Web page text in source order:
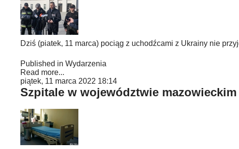
Dziś (piatek, 11 marca) pociąg z uchodźcami z Ukrainy nie
Published in Wydarzenia
Read more...
piątek, 11 marca 2022 18:14
Szpitale w województwie